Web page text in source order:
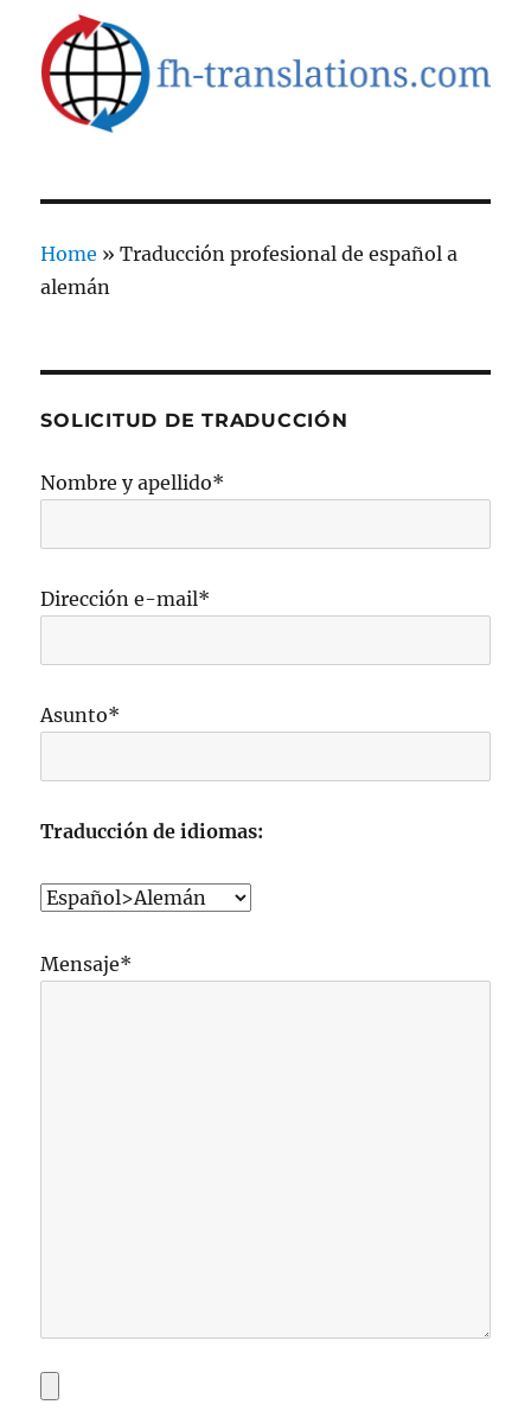
Home »Traducción profesional de español a
alemán
SOLICITUD DE TRADUCCIÓN
Nombre y apellido*
Dirección e-mail*
Asunto*
Traducción de idiomas:
Mensaje*